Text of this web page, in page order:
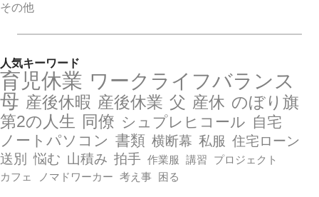
その他
人気キーワード
育児休業 ワークライフバランス
母 産後休暇 産後休業 父 産休 のぼり旗
第2の人生 同僚 シュプレヒコール 自宅
ノートパソコン 書類 横断幕 私服 住宅ローン
送別
悩む 山積み 拍手 作業服 講習
プロジェクト
カフェ
ノマドワーカー 考え事 困る